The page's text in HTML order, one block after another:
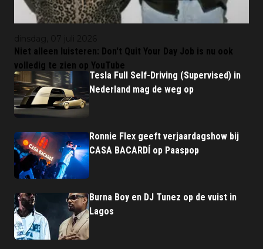
Niet alleen luisteren: Don't Quit Your Day Job is nu ook
volledig te zien op YouTube
Tesla Full Self-Driving (Supervised) in
Nederland mag de weg op
Ronnie Flex geeft verjaardagshow bij
CASA BACARDÍ op Paaspop
Burna Boy en DJ Tunez op de vuist in
Lagos